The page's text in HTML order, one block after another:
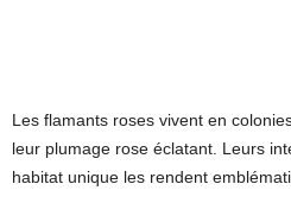
Les flamants roses vivent en
leur plumage rose éclatant. Leurs
habitat unique les rendent